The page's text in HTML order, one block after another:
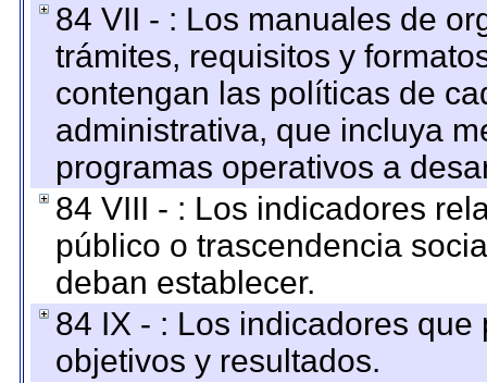
84 VII - : Los manuales de
trámites, requisitos y
contengan las políticas de
administrativa, que incluya
programas operativos a
84 VIII - : Los indicadores
público o trascendencia
deban establecer.
84 IX - : Los indicadores
objetivos y resultados.